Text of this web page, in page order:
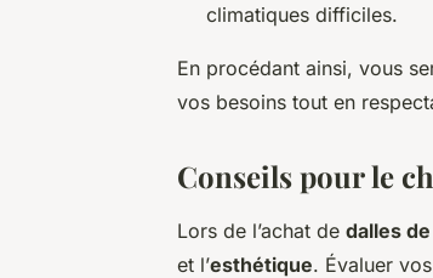
climatiques difficiles.
En procédant ainsi, vous
vos besoins tout en
Conseils pour le
Lors de l’achat de dalles
et l’esthétique. Évaluer